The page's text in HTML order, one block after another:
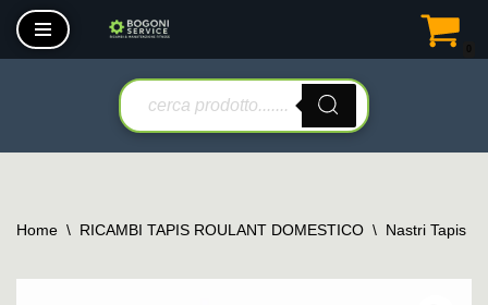
Vai
Home \ RICAMBI TAPIS ROULANT DOMESTICO \ Nastri Tapis